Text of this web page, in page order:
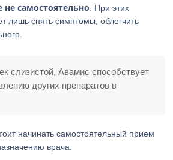
самостоятельно . При этих
лишь снять симптомы, облегчить
слизистой, Авамис способствует
других препаратов в
начинать самостоятельный прием
врача.